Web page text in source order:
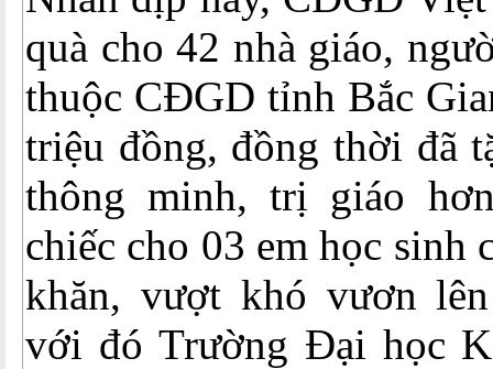
quà cho 42 nhà giáo,
thuộc CĐGD tỉnh Bắc
triệu đồng, đồng thời đã
thông minh, trị giáo
chiếc cho 03 em học sinh
khăn, vượt khó vươn
với đó Trường Đại học